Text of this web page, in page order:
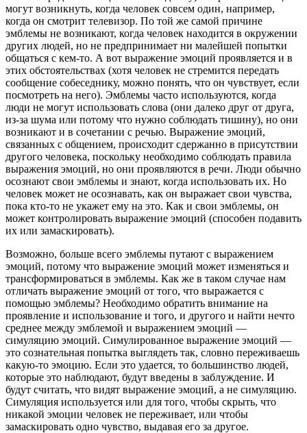
могут возникнуть, когда человек совсем один, например,
когда он смотрит телевизор. По той же самой причине
эмблемы не возникают, когда человек находится в окружении
других людей, но не предпринимает ни малейшей попытки
общаться с кем-то. А вот выражение эмоций проявляется и в
этих обстоятельствах (хотя человек не стремится передать
сообщение собеседнику, можно понять, что он чувствует, если
посмотреть на него). Эмблемы часто используются, когда
люди не могут использовать слова (они далеко друг от друга,
из-за шума или потому что нужно соблюдать тишину), но они
возникают и в сочетании с речью. Выражение эмоций,
связанных с общением, происходит сдержанно в присутствии
другого человека, поскольку необходимо соблюдать правила
выражения эмоций, но они проявляются в речи. Люди обычно
осознают свои эмблемы и знают, когда использовать их. Но
человек может не осознавать, как он выражает свои чувства,
пока кто-то не укажет ему на это. Как и свои эмблемы, он
может контролировать выражение эмоций (способен подавить
их или замаскировать).
Возможно, больше всего эмблемы путают с выражением
эмоций, потому что выражение эмоций может изменяться и
трансформироваться в эмблемы. Как же в таком случае нам
отличать выражение эмоций от того, что выражается с
помощью эмблемы? Необходимо обратить внимание на
проявление и использование и того, и другого и найти нечто
среднее между эмблемой и выражением эмоций —
симуляцию эмоций. Симулированное выражение эмоций —
это сознательная попытка выглядеть так, словно переживаешь
какую-то эмоцию. Если это удается, то большинство людей,
которые это наблюдают, будут введены в заблуждение. И
будут считать, что видят выражение эмоций, а не симуляцию.
Симуляция используется или для того, чтобы скрыть, что
никакой эмоции человек не переживает, или чтобы
замаскировать одно чувство, выдавая его за другое.